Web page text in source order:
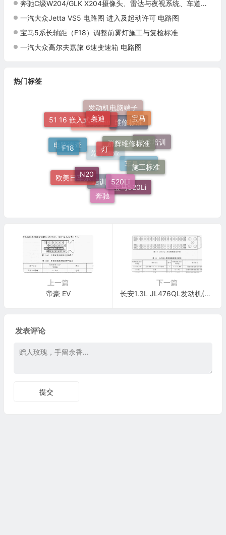
奔驰C级W204/GLK X204摄像头、雷达与夜视系统、车道与盲点辅助（一）
一汽大众Jetta VS5 电路图 进入及起动许可 电路图
宝马5系长轴距（F18）调整前雾灯施工与复检标准
一汽大众高尔夫嘉旅 6速变速箱 电路图
热门标签
培训
端子速查
车身装备
宝马520Li
奔驰
欧美日车系
电路速查
电脑板端子 维修标准
技术培训
施工标准
520Li
N20
F18
51 16 嵌入式烟灰缸托架
发动机电脑端子
宝马
群辉维修标准
灯
奥迪
上一篇
帝豪 EV
下一篇
长安1.3L JL476QL发动机(81针)
发表评论